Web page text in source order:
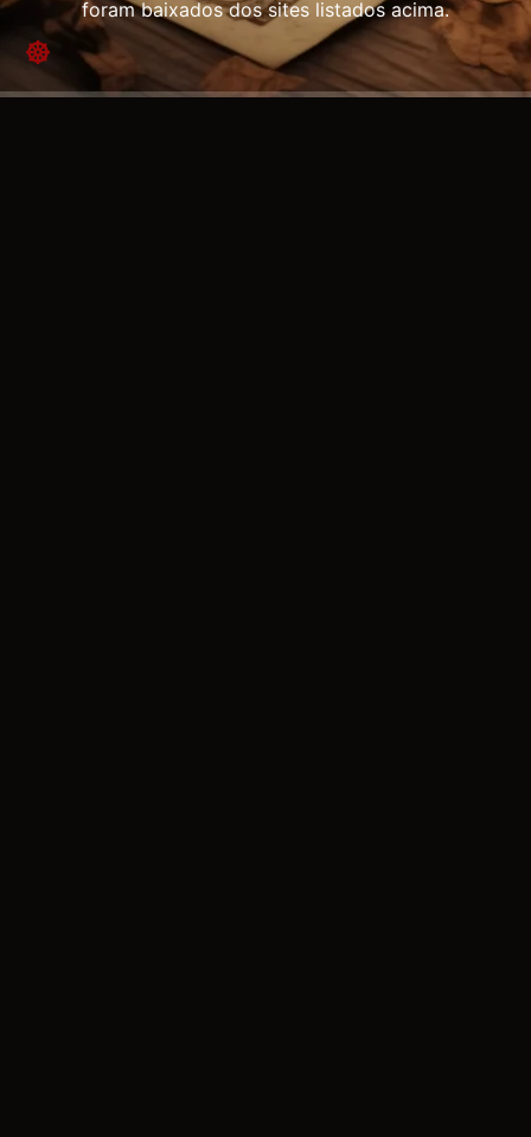
foram baixados dos sites listados acima.